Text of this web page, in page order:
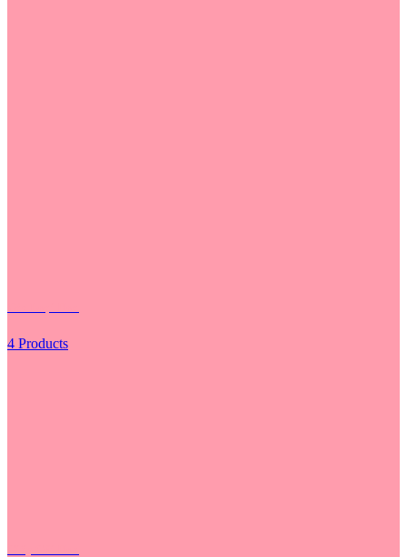
4 Products